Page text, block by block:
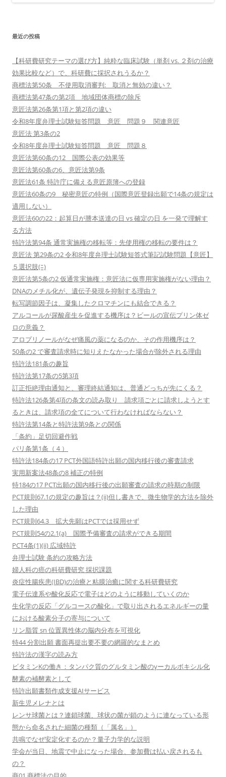
最近の投稿
【科研費研究テーマの選び方】純粋な臨床試験（単剤 vs. ２剤の治療
効果比較など）で、科研費に採択されうるか？
商標法第50条 不使用取消審判: 取消と無効の違い？
商標法第47条の第2項 地域団体商標の除斥
意匠法第26条第1項と第2項の違い
令和8年度弁理士試験短答問題 意匠 問題９ 関連意匠
意匠法 第3条の2
令和8年度弁理士試験短答問題 意匠 問題８
意匠法第60条の12 国際公表の効果等
意匠法第60条の6、意匠法第9条
意匠法61条 特許庁に備える意匠原簿への登録
意匠法60条の9 秘密意匠の特例（国際意匠登録出願で14条の規定は
適用しない）
意匠法60の22：起算日が謄本送達の日 vs 確定の日 を一発で理解す
る方法
特許法第94条 通常実施権の移転等：先使用権の移転の要件は？
意匠法 第29条の2 令和8年度弁理士試験短答式筆記試験問題【意匠】
５選択肢(ﾆ)
意匠法第5条の2 仮通常実施権：意匠法に仮専用実施権がない理由？
DNAのメチル化が、遺伝子発現を抑制する理由？
転写調節因子は、凝集したクロマチンにも結合できる？
アルコールが尿酸産生を促進する機序は？ビールの宣伝プリン体ゼ
ロの意義？
アロプリノールがなぜ痛風の薬になるのか、その作用機序は？
50条の2 で審査請求時に知りえたなかった場合が除外される理由
特許法181条の趣旨
特許法第17条の5第3項
訂正拒絶理由通知と、審理終結通知は、普通どっちが先にくる？
特許法126条第4項の条文の読み取り 請求項ごとに請求しようとす
るときは、請求項の全てについて行わなければならない？
特許法第14条と特許法第9条との関係
「条約」足切回避作戦
パリ条第1条（４）
特許法184条の17 PCT外国語特許出願の国内移行後の審査請求
実用新案法48条の8 補正の特例
特184の17 PCT出願の国内移行後の出願審査の請求の時期の制限
PCT規則67.1の規定の趣旨は？(ii)但し書きで、微生物学的方法を除外
した理由
PCT規則64.3 拡大先願はPCTでは採用せず
PCT規則54の2.1(a) 国際予備審査の請求ができる期間
PCT4条(1)(ii) 広域特許
弁理士試験 条約の攻略方法
婦人科の癌の科研費研究 採択課題
炎症性腸疾患(IBD)の治療と粘膜治癒に関する科研費研究
電子伝達系や酸化反応で電子はどのように移動していくのか
生化学の反応「グルコースの酸化」で取り出されるエネルギーの量
における酸素分子の寄与について
リン脂質 sn 位置異性体の脳内分布を可視化
特44 分割出願 書面再提出要不要の網羅的なまとめ
特許法の漢字の読み方
ビタミンKの働き：タンパク質のグルタミン酸のγーカルボキシル化
酵素の補酵素として
特許出願書類作成支援AIサービス
新生児メレナとは
レンサ球菌とは？連鎖球菌、球状の菌が鎖のように連なっている形
態から命名された細菌の種類（「属名」）
共鳴でなぜ安定化するのか？量子力学的な説明
学会が当日、地震で中止になった場合、参加費は払い戻されるも
の？